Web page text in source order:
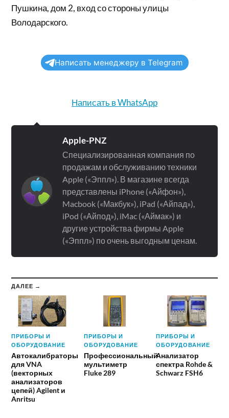
Пушкина, дом 2, вход со стороны улицы
Володарского.
Написать менеджеру в Telegram
Написать в WhatsApp
Apple-PNZ
Специализированная компания по
продажам и обслуживанию техники
Apple («Эппл»). В магазине всегда
представлены iPhone («Айфон»),
Macbook («Макбук»), iPad («Айпад»),
iPod («Айпод»), iMac («Аймак») и
другие устройства фирмы Apple
(«Эппл») по очень выгодным ценам.
ДАЛЕЕ →
ПРИБОРЫ И
ОБОРУДОВАНИЕ
Автокалибраторы
для VNA
(векторных
анализаторов
цепей) Agilent и
Anritsu
ПРИБОРЫ И
ОБОРУДОВАНИЕ
Профессиональный
мультиметр
Fluke 289
ПРИБОРЫ И
ОБОРУДОВАНИЕ
Анализатор
спектра Rohde &
Schwarz FSH6